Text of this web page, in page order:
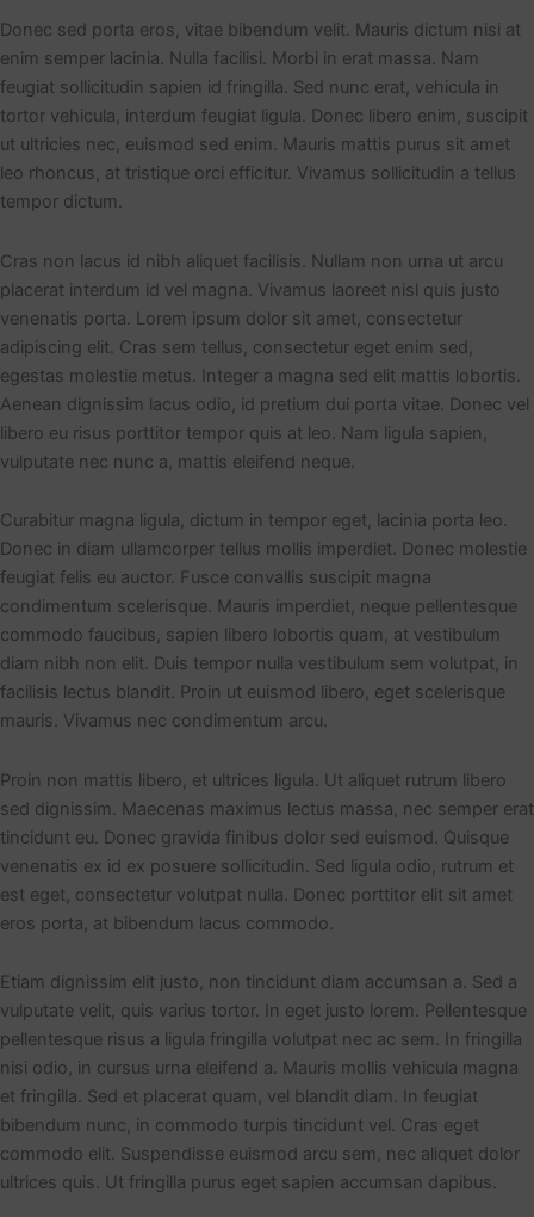
Donec sed porta eros, vitae bibendum velit. Mauris dictum nisi at
enim semper lacinia. Nulla facilisi. Morbi in erat massa. Nam
feugiat sollicitudin sapien id fringilla. Sed nunc erat, vehicula in
tortor vehicula, interdum feugiat ligula. Donec libero enim, suscipit
ut ultricies nec, euismod sed enim. Mauris mattis purus sit amet
leo rhoncus, at tristique orci efficitur. Vivamus sollicitudin a tellus
tempor dictum.
Cras non lacus id nibh aliquet facilisis. Nullam non urna ut arcu
placerat interdum id vel magna. Vivamus laoreet nisl quis justo
venenatis porta. Lorem ipsum dolor sit amet, consectetur
adipiscing elit. Cras sem tellus, consectetur eget enim sed,
egestas molestie metus. Integer a magna sed elit mattis lobortis.
Aenean dignissim lacus odio, id pretium dui porta vitae. Donec vel
libero eu risus porttitor tempor quis at leo. Nam ligula sapien,
vulputate nec nunc a, mattis eleifend neque.
Curabitur magna ligula, dictum in tempor eget, lacinia porta leo.
Donec in diam ullamcorper tellus mollis imperdiet. Donec molestie
feugiat felis eu auctor. Fusce convallis suscipit magna
condimentum scelerisque. Mauris imperdiet, neque pellentesque
commodo faucibus, sapien libero lobortis quam, at vestibulum
diam nibh non elit. Duis tempor nulla vestibulum sem volutpat, in
facilisis lectus blandit. Proin ut euismod libero, eget scelerisque
mauris. Vivamus nec condimentum arcu.
Proin non mattis libero, et ultrices ligula. Ut aliquet rutrum libero
sed dignissim. Maecenas maximus lectus massa, nec semper erat
tincidunt eu. Donec gravida finibus dolor sed euismod. Quisque
venenatis ex id ex posuere sollicitudin. Sed ligula odio, rutrum et
est eget, consectetur volutpat nulla. Donec porttitor elit sit amet
eros porta, at bibendum lacus commodo.
Etiam dignissim elit justo, non tincidunt diam accumsan a. Sed a
vulputate velit, quis varius tortor. In eget justo lorem. Pellentesque
pellentesque risus a ligula fringilla volutpat nec ac sem. In fringilla
nisi odio, in cursus urna eleifend a. Mauris mollis vehicula magna
et fringilla. Sed et placerat quam, vel blandit diam. In feugiat
bibendum nunc, in commodo turpis tincidunt vel. Cras eget
commodo elit. Suspendisse euismod arcu sem, nec aliquet dolor
ultrices quis. Ut fringilla purus eget sapien accumsan dapibus.